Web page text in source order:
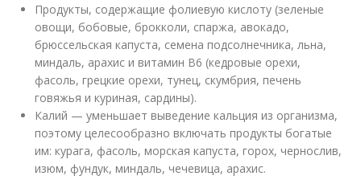
Продукты, содержащие фолиевую кислоту (зеленые
овощи, бобовые, брокколи, спаржа, авокадо,
брюссельская капуста, семена подсолнечника, льна,
миндаль, арахис и витамин В6 (кедровые орехи,
фасоль, грецкие орехи, тунец, скумбрия, печень
говяжья и куриная, сардины).
Калий — уменьшает выведение кальция из организма,
поэтому целесообразно включать продукты богатые
им: курага, фасоль, морская капуста, горох, чернослив,
изюм, фундук, миндаль, чечевица, арахис.